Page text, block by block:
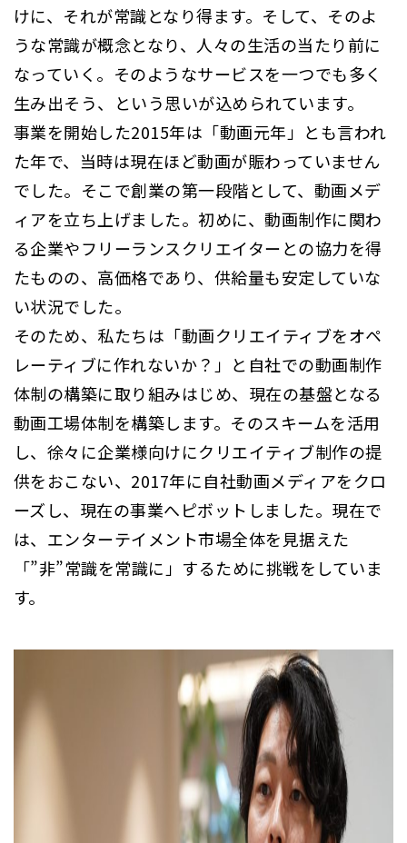
けに、それが常識となり得ます。そして、そのよ
うな常識が概念となり、人々の生活の当たり前に
なっていく。そのようなサービスを一つでも多く
生み出そう、という思いが込められています。
事業を開始した2015年は「動画元年」とも言われ
た年で、当時は現在ほど動画が賑わっていません
でした。そこで創業の第一段階として、動画メデ
ィアを立ち上げました。初めに、動画制作に関わ
る企業やフリーランスクリエイターとの協力を得
たものの、高価格であり、供給量も安定していな
い状況でした。
そのため、私たちは「動画クリエイティブをオペ
レーティブに作れないか？」と自社での動画制作
体制の構築に取り組みはじめ、現在の基盤となる
動画工場体制を構築します。そのスキームを活用
し、徐々に企業様向けにクリエイティブ制作の提
供をおこない、2017年に自社動画メディアをクロ
ーズし、現在の事業へピボットしました。現在で
は、エンターテイメント市場全体を見据えた
「”非”常識を常識に」するために挑戦をしていま
す。